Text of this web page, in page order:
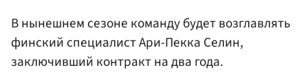
В нынешнем сезоне команду будет возглавлять
финский специалист Ари-Пекка Селин,
заключивший контракт на два года.